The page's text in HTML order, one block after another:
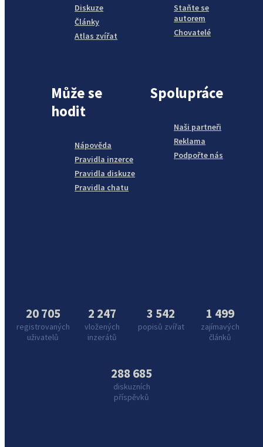
Diskuze
Články
Atlas zvířat
Staňte se
autorem
Chovatelé
Může se
hodit
Nápověda
Pravidla inzerce
Pravidla diskuze
Pravidla chatu
Spolupráce
Naši partneři
Reklama
Podpořte nás
20 705
registrovaných
uživatelů
2 247
vložených
inzerátů
3 542
popisů zvířat
1 499
zajímavých
článků
288 685
diskuzních
příspěvků